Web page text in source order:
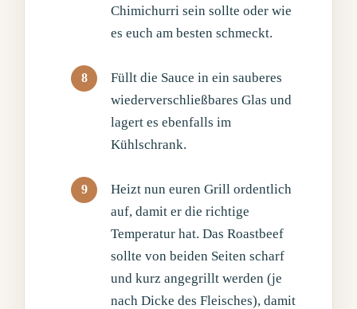
Chimichurri sein sollte oder wie
es euch am besten schmeckt.
Füllt die Sauce in ein sauberes
wiederverschließbares Glas und
lagert es ebenfalls im
Kühlschrank.
Heizt nun euren Grill ordentlich
auf, damit er die richtige
Temperatur hat. Das Roastbeef
sollte von beiden Seiten scharf
und kurz angegrillt werden (je
nach Dicke des Fleisches), damit